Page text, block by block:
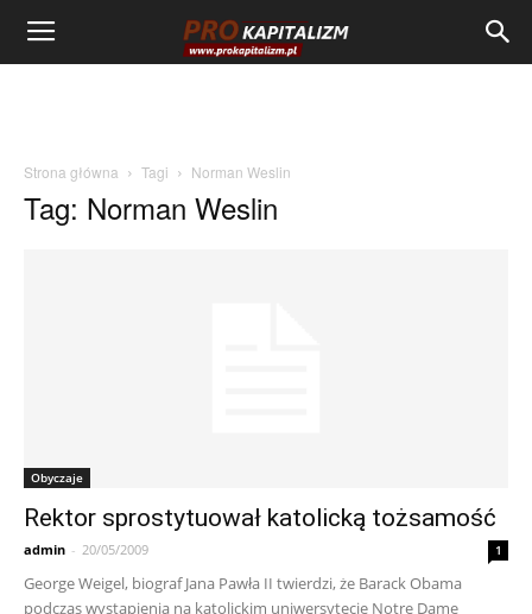
Strona główna Tagi Norman Weslin
Tag: Norman Weslin
Obyczaje
Rektor sprostytuował katolicką tożsamość
admin - 20/05/2009 1
George Weigel, biograf Jana Pawła II twierdzi, że Barack Obama
podczas wystąpienia na katolickim uniwersytecie Notre Dame